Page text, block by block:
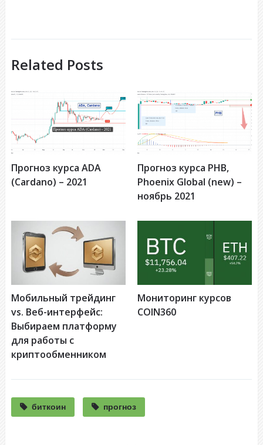
Related Posts
Прогноз курса ADA
(Cardano) – 2021
Прогноз курса PHB,
Phoenix Global (new) –
ноябрь 2021
Мобильный трейдинг
vs. Веб-интерфейс:
Выбираем платформу
для работы с
криптообменником
Мониторинг курсов
COIN360
биткоин прогноз